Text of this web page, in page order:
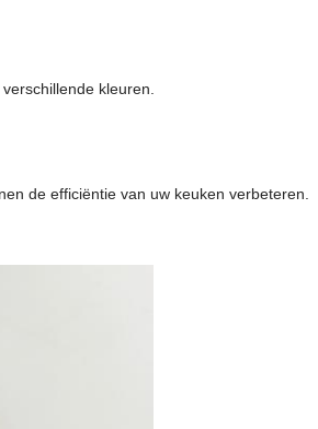
kleuren.
de efficiëntie van uw keuken verbeteren.